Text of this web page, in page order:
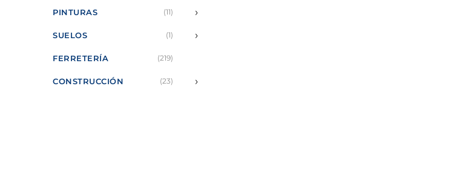
PINTURAS (11) ›
SUELOS (1) ›
FERRETERÍA (219)
CONSTRUCCIÓN (23) ›